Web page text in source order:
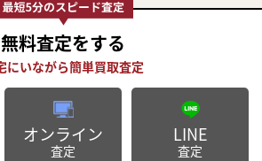
無料査定をする
オンライン
査定
LINE
査定